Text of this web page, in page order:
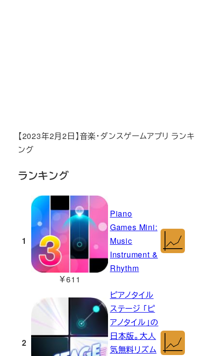
【2023年2月2日】音楽・ダンスゲームアプリ ランキ
ング
ランキング
1
￥611
Piano
Games Mini:
Music
Instrument &
Rhythm
2
ピアノタイル
ステージ 「ピ
アノタイル」の
日本版。大人
気無料リズム